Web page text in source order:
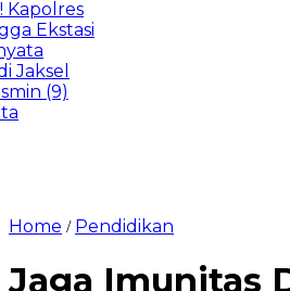
Home / Pendidikan
Jaga Imunitas